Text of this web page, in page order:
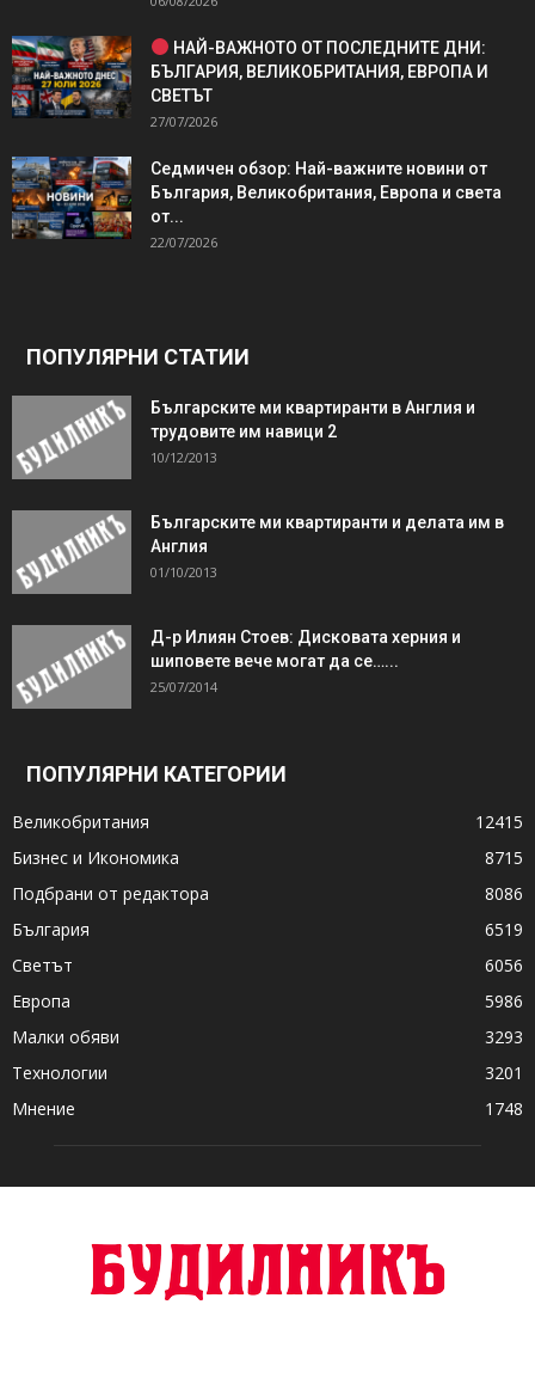
НАЙ-ВАЖНОТО ОТ ПОСЛЕДНИТЕ ДНИ:
БЪЛГАРИЯ, ВЕЛИКОБРИТАНИЯ, ЕВРОПА И
СВЕТЪТ
27/07/2026
Седмичен обзор: Най-важните новини от
България, Великобритания, Европа и света
от...
22/07/2026
ПОПУЛЯРНИ СТАТИИ
Българските ми квартиранти в Англия и
трудовите им навици 2
10/12/2013
Българските ми квартиранти и делата им в
Англия
01/10/2013
Д-р Илиян Стоев: Дисковата херния и
шиповете вече могат да се…...
25/07/2014
ПОПУЛЯРНИ КАТЕГОРИИ
Великобритания
12415
Бизнес и Икономика
8715
Подбрани от редактора
8086
България
6519
Светът
6056
Европа
5986
Малки обяви
3293
Технологии
3201
Мнение
1748